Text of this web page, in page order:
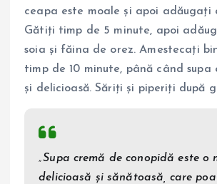
ceapa este moale și apoi adăugați
Gătiți timp de 5 minute, apoi
soia și făina de orez. Amestecați
timp de 10 minute, până când supa
și delicioasă. Săriți și piperiți după
„Supa cremă de conopidă este o
delicioasă și sănătoasă, care